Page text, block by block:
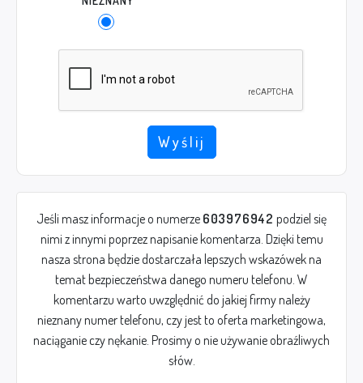
Wyślij
Jeśli masz informacje o numerze 603976942 podziel się
nimi z innymi poprzez napisanie komentarza. Dzięki temu
nasza strona będzie dostarczała lepszych wskazówek na
temat bezpieczeństwa danego numeru telefonu. W
komentarzu warto uwzględnić do jakiej firmy należy
nieznany numer telefonu, czy jest to oferta marketingowa,
naciąganie czy nękanie. Prosimy o nie używanie obraźliwych
słów.